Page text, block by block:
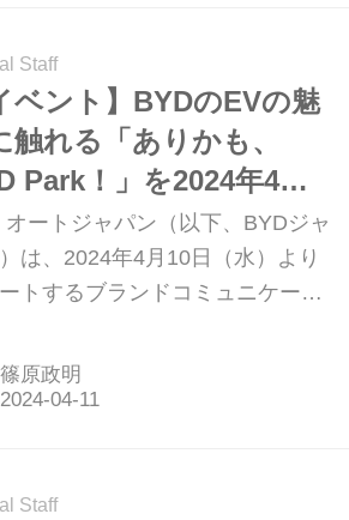
7」がECモールで購入で
こととなった。
Staff
ベント】BYDのEVの魅
触れる「ありかも、
Park！」を2024年4月
まで原宿で開催
オートジャパン（以下、BYDジャ
は、2024年4月10日（水）より
トするブランドコミュニケーシ
（月）まで、東京・原宿のThe
（ジ・アイスバーグ）にて車両
篠原政明
Staff